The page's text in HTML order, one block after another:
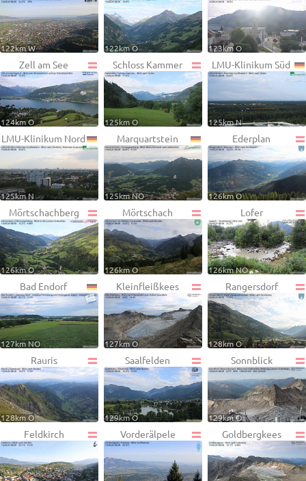
122km W 122km O 123km O
Zell am See
124km O
Schloss Kammer
125km O
LMU-Klinikum Süd
125km N
LMU-Klinikum Nord
125km N
Marquartstein
125km NO
Ederplan
126km O
Mörtschachberg
126km O
Mörtschach
126km O
Lofer
126km NO
Bad Endorf
127km NO
Kleinfleißkees
127km O
Rangersdorf
128km O
Rauris
128km O
Saalfelden
129km O
Sonnblick
129km O
Feldkirch Vorderälpele Goldbergkees